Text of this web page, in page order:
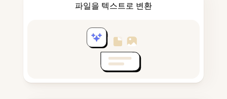
파일을 텍스트로 변환